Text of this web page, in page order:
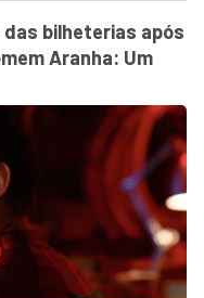
bilheterias após
Aranha: Um